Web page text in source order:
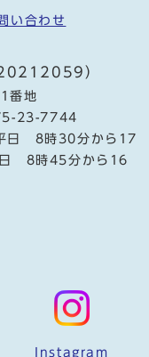
い合わせ
）
番地
23-7744
日 8時30分から17
日 8時45分から16
Instagram